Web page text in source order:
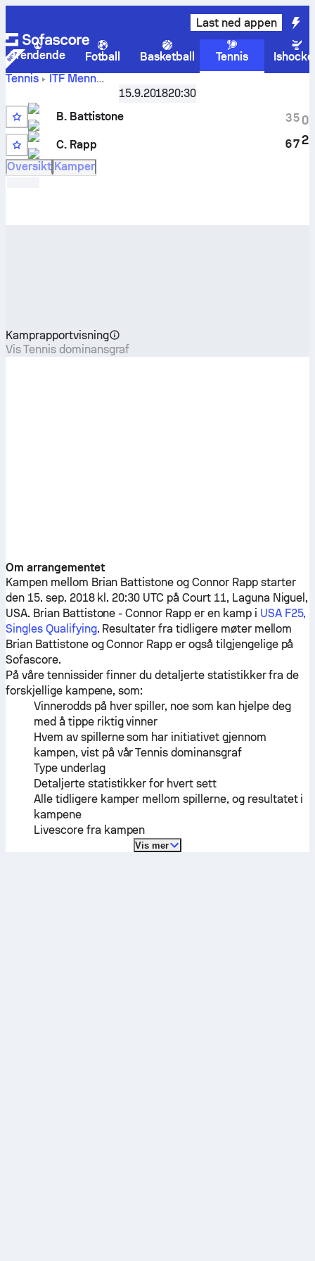
Last ned appen
Trendende Fotball Basketball Tennis
Tennis
ITF Menn
USA F25, Singles Qualifying,Kvalifisering
Battistone
15.9.201820:30
B. Battistone
C. Rapp
3
6
5
7
0
2
Oversikt Kamper
Kamprapportvisning
Vis Tennis dominansgraf
Om arrangementet
Kampen mellom Brian Battistone ogConnor Rappstarter
den 15. sep. 2018 kl. 20:30 UTC på Court 11, Laguna Niguel,
USA. Brian Battistone -Connor Rapp er en kamp i USA F25,
Singles Qualifying. Resultater fra tidligere møter mellom
Brian BattistoneogConnor Rapp er også tilgjengelige på
Sofascore.
På våre tennissider finner du detaljerte statistikker fra de
forskjellige kampene, som:
Vinnerodds på hver spiller, noe som kan hjelpe deg
med å tippe riktig vinner
Hvem av spillerne som har initiativet gjennom
kampen, vist på vår Tennis dominansgraf
Type underlag
Detaljerte statistikker for hvert sett
Alle tidligere kamper mellom spillerne, og resultatet i
kampene
Livescore fra kampen
Vis mer